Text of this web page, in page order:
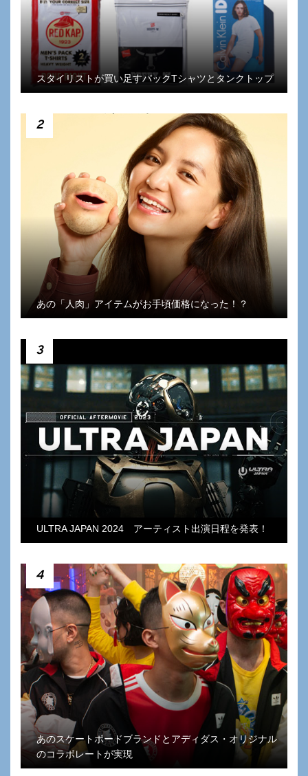
スタイリストが買い足すパックTシャツとタンクトップ
2
あの「人肉」アイテムがお手頃価格になった！？
3
ULTRA JAPAN 2024 アーティスト出演日程を発表！
4
あのスケートボードブランドとアディダス・オリジナル
のコラボレートが実現